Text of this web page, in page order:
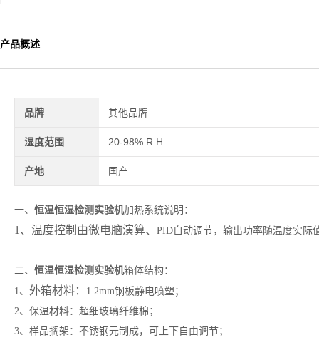
产品概述
品牌 其他品牌
湿度范围 20-98% R.H
产地 国产
一、 恒温恒湿检测实验机加热系统说明：
1、温度控制由微电脑演算、 PID自动调节，输出功率随温度实际
二、 恒温恒湿检测实验机箱体结构：
1、 外箱材料：
1.2mm钢板静电喷塑；
2、保温材料：超细玻璃纤维棉；
3、样品搁架：不锈钢元制成，可上下自由调节；